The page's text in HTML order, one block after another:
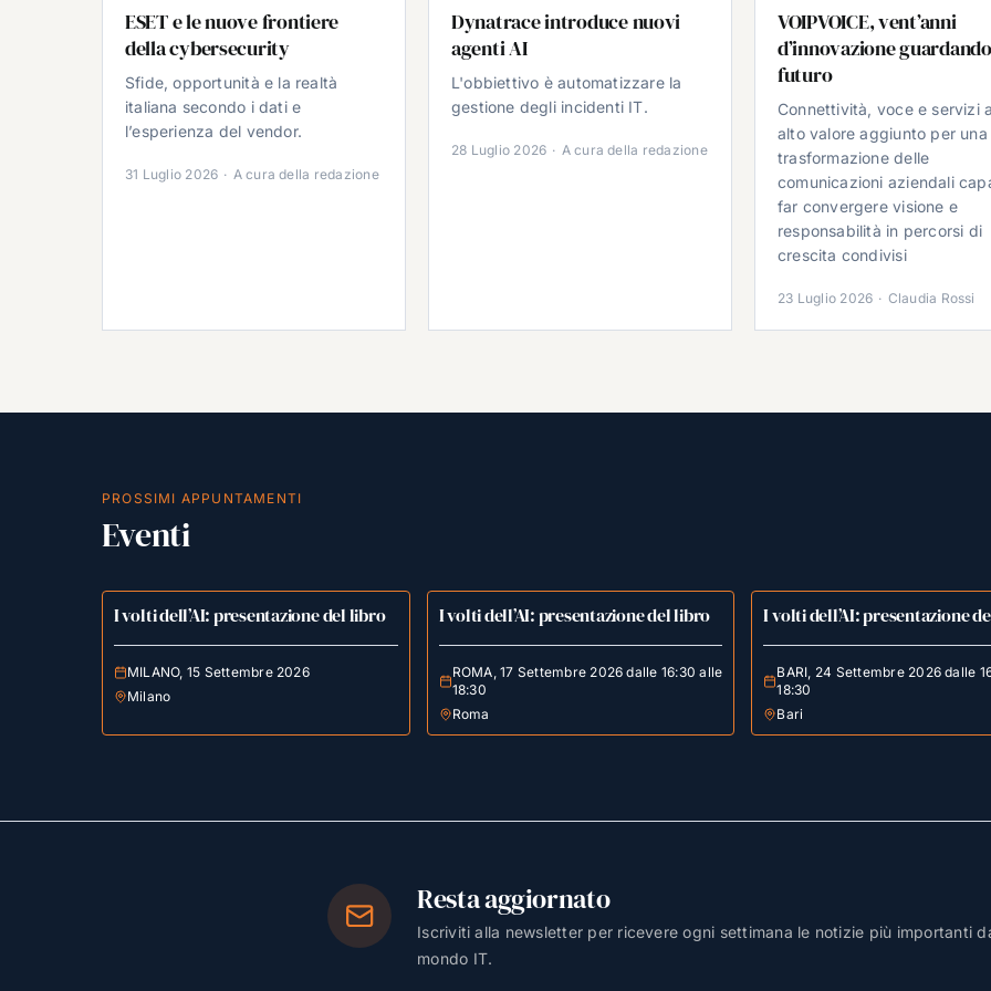
ESET e le nuove frontiere
della cybersecurity
Sfide, opportunità e la realtà
italiana secondo i dati e
l’esperienza del vendor.
31 Luglio 2026 · A cura della redazione
Dynatrace introduce nuovi
agenti AI
L'obbiettivo è automatizzare la
gestione degli incidenti IT.
28 Luglio 2026 · A cura della redazione
VOIPVOICE, vent’anni
d’innovazione
futuro
Connettività, voce e servizi
alto valore aggiunto per una
trasformazione delle
comunicazioni aziendali
far convergere visione e
responsabilità in percorsi di
crescita condivisi
23 Luglio 2026 · Claudia Rossi
PROSSIMI APPUNTAMENTI
Eventi
I volti dell’AI: presentazione del libro
MILANO, 15 Settembre 2026
Milano
I volti dell’AI: presentazione del libro
ROMA, 17 Settembre 2026 dalle 16:30 alle
18:30
Roma
I volti dell’AI: presentazione
BARI, 24 Settembre 2026 dalle
18:30
Bari
Resta aggiornato
Iscriviti alla newsletter per ricevere ogni settimana le notizie più importanti
mondo IT.